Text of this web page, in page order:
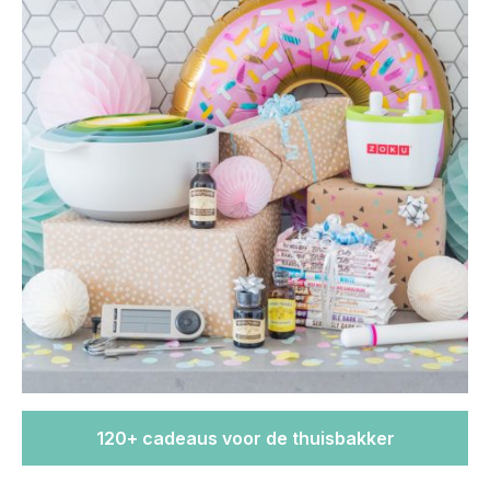
120+ cadeaus voor de thuisbakker